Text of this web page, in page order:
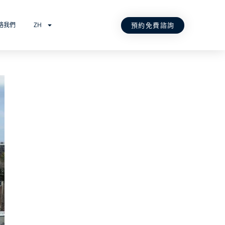
我們 ZH 預約免費諮詢